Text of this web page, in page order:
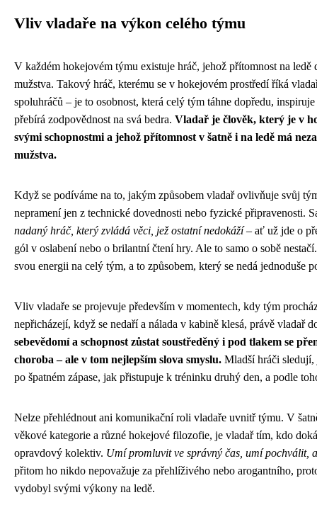
Vliv vladaře na výkon celého týmu
V každém hokejovém týmu existuje hráč, jehož přítomnost na
mužstva. Takový hráč, kterému se v hokejovém prostředí říká
spoluhráčů – je to osobnost, která celý tým táhne dopředu,
přebírá zodpovědnost na svá bedra. Vladař je člověk, který je v
svými schopnostmi a jehož přítomnost v šatně i na ledě má
mužstva.
Když se podíváme na to, jakým způsobem vladař ovlivňuje svůj
nepramení jen z technické dovednosti nebo fyzické připravenosti.
nadaný hráč, který zvládá věci, jež ostatní nedokáží– ať už jde o
gól v oslabení nebo o brilantní čtení hry. Ale to samo o sobě
svou energii na celý tým, a to způsobem, který se nedá jednoduše
Vliv vladaře se projevuje především v momentech, kdy tým
nepřicházejí, když se nedaří a nálada v kabině klesá, právě vladař
sebevědomí a schopnost zůstat soustředěný i pod tlakem se
choroba – ale v tom nejlepším slova smyslu. Mladší hráči sledují,
po špatném zápase, jak přistupuje k tréninku druhý den, a podle
Nelze přehlédnout ani komunikační roli vladaře uvnitř týmu. V
věkové kategorie a různé hokejové filozofie, je vladař tím, kdo
opravdový kolektiv. Umí promluvit ve správný čas, umí pochválit,
přitom ho nikdo nepovažuje za přehlíživého nebo arogantního,
vydobyl svými výkony na ledě.